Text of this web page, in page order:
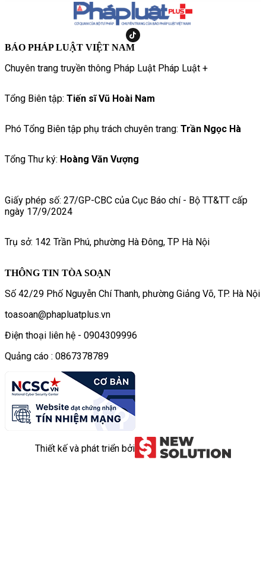
BÁO PHÁP LUẬT VIỆT NAM
Chuyên trang truyền thông Pháp Luật Pháp Luật +
Tổng Biên tập: Tiến sĩ Vũ Hoài Nam
Phó Tổng Biên tập phụ trách chuyên trang: Trần Ngọc Hà
Tổng Thư ký: Hoàng Văn Vượng
Giấy phép số: 27/GP-CBC của Cục Báo chí - Bộ TT&TT cấp
ngày 17/9/2024
Trụ sở: 142 Trần Phú, phường Hà Đông, TP Hà Nội
THÔNG TIN TÒA SOẠN
Số 42/29 Phố Nguyễn Chí Thanh, phường Giảng Võ, TP. Hà Nội
toasoan@phapluatplus.vn
Điện thoại liên hệ - 0904309996
Quảng cáo : 0867378789
Thiết kế và phát triển bởi